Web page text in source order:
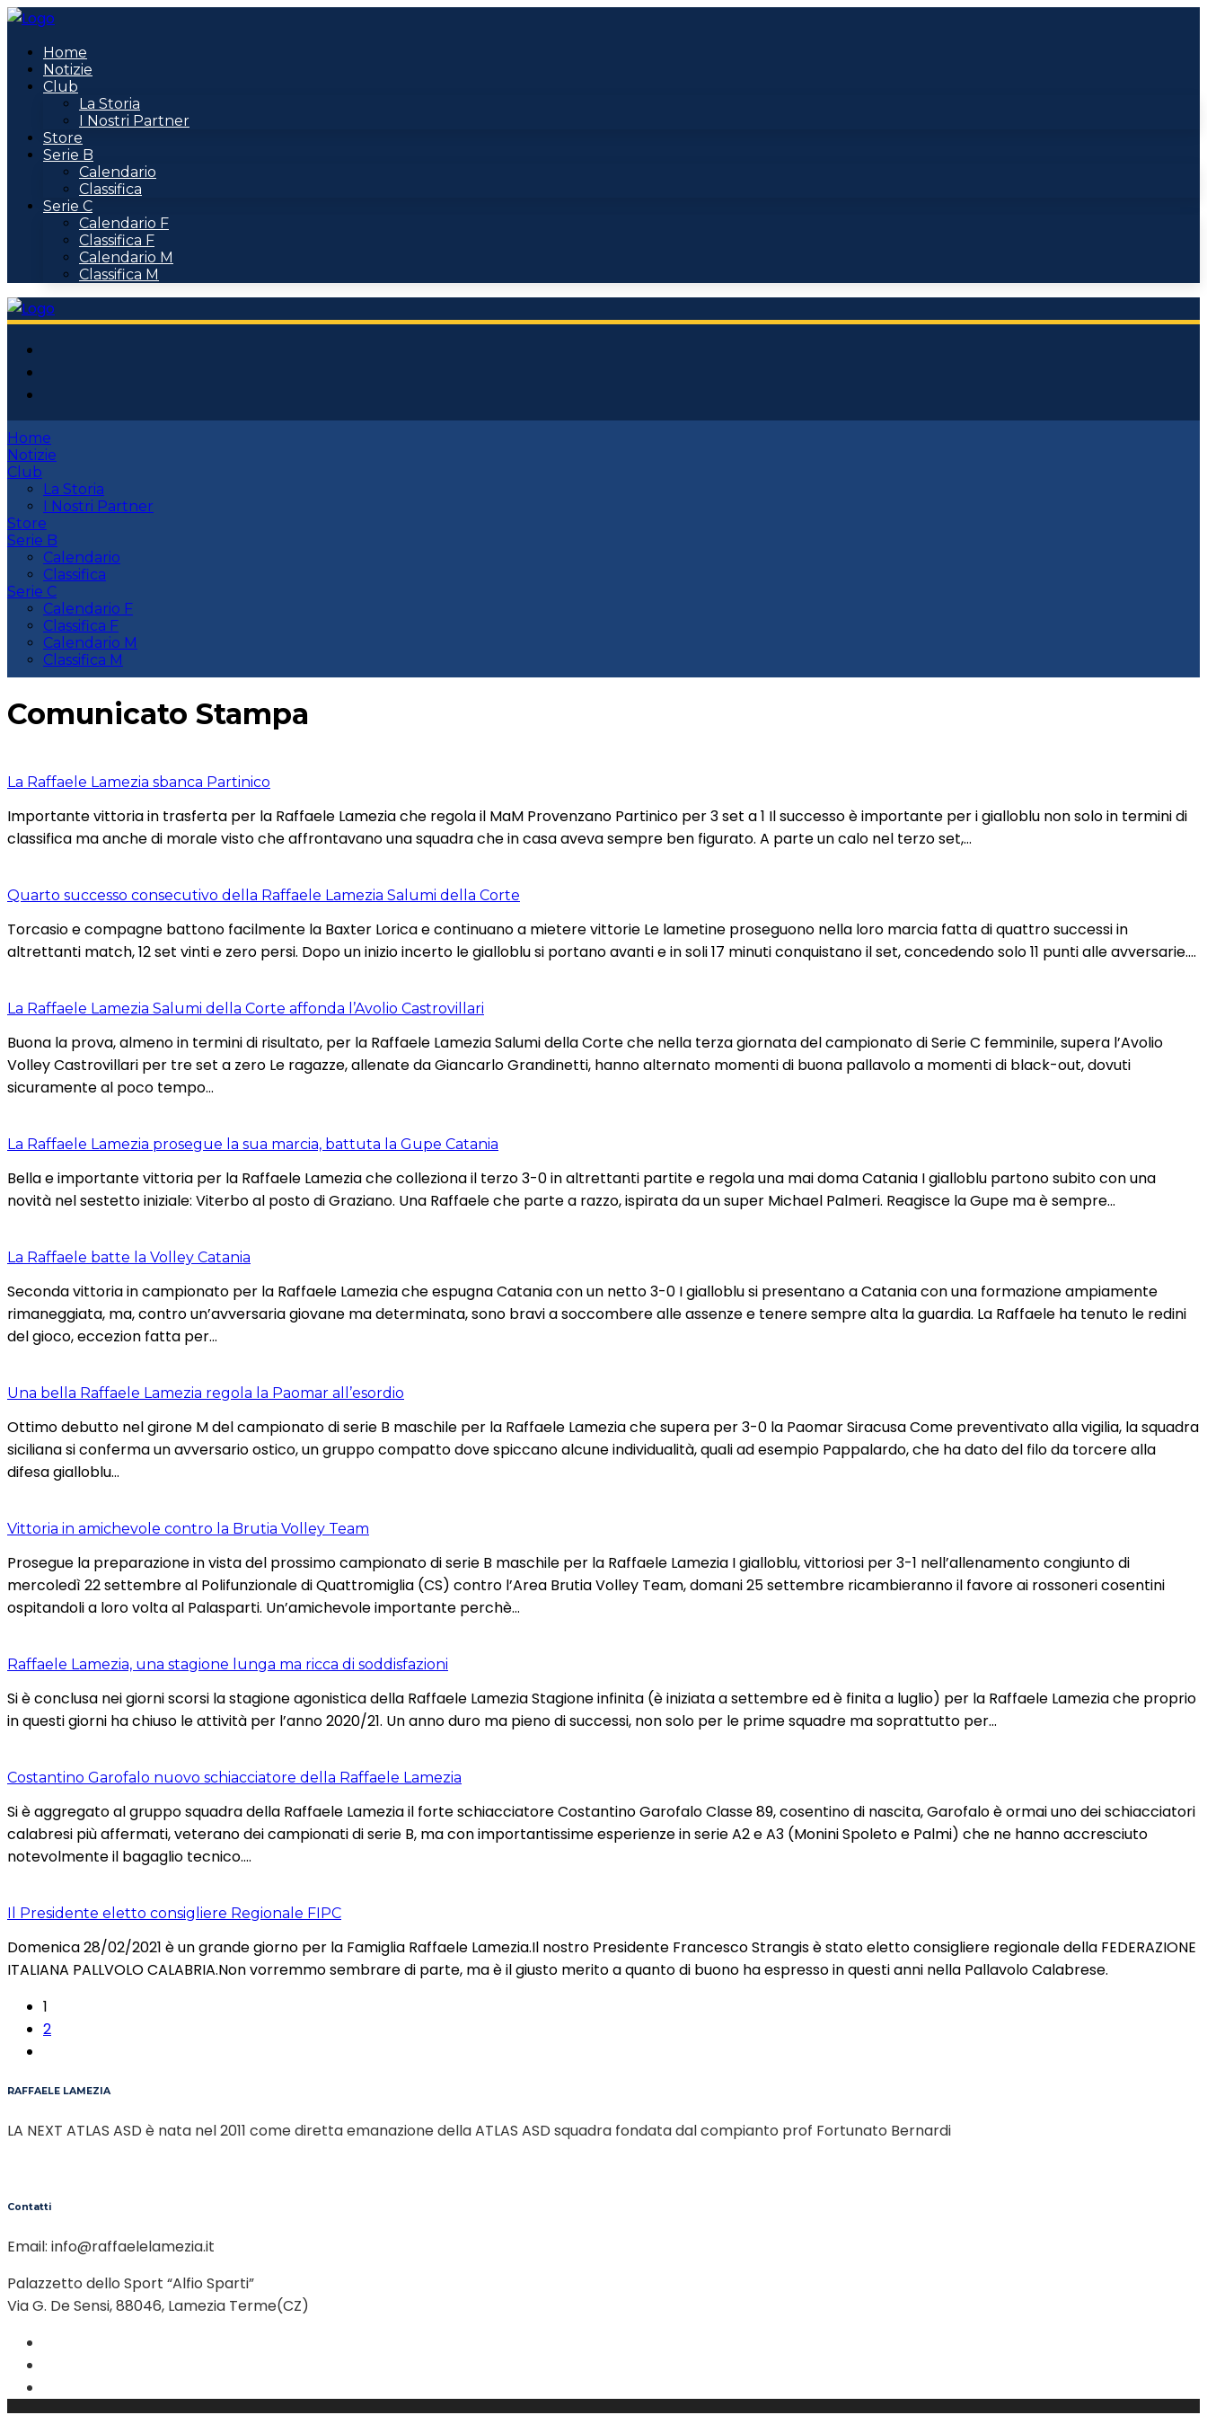
Home
Notizie
Club
La Storia
I Nostri Partner
Store
Serie B
Calendario
Classifica
Serie C
Calendario F
Classifica F
Calendario M
Classifica M
Home
Notizie
Club
La Storia
I Nostri Partner
Store
Serie B
Calendario
Classifica
Serie C
Calendario F
Classifica F
Calendario M
Classifica M
Comunicato Stampa
La Raffaele Lamezia sbanca Partinico
Importante vittoria in trasferta per la Raffaele Lamezia che regola il MaM Provenzano Partinico per 3 set a 1 Il successo è importante per i gialloblu non solo in termini di
classifica ma anche di morale visto che affrontavano una squadra che in casa aveva sempre ben figurato. A parte un calo nel terzo set,…
Quarto successo consecutivo della Raffaele Lamezia Salumi della Corte
Torcasio e compagne battono facilmente la Baxter Lorica e continuano a mietere vittorie Le lametine proseguono nella loro marcia fatta di quattro successi in
altrettanti match, 12 set vinti e zero persi. Dopo un inizio incerto le gialloblu si portano avanti e in soli 17 minuti conquistano il set, concedendo solo 11 punti alle avversarie….
La Raffaele Lamezia Salumi della Corte affonda l’Avolio Castrovillari
Buona la prova, almeno in termini di risultato, per la Raffaele Lamezia Salumi della Corte che nella terza giornata del campionato di Serie C femminile, supera l’Avolio
Volley Castrovillari per tre set a zero Le ragazze, allenate da Giancarlo Grandinetti, hanno alternato momenti di buona pallavolo a momenti di black-out, dovuti
sicuramente al poco tempo…
La Raffaele Lamezia prosegue la sua marcia, battuta la Gupe Catania
Bella e importante vittoria per la Raffaele Lamezia che colleziona il terzo 3-0 in altrettanti partite e regola una mai doma Catania I gialloblu partono subito con una
novità nel sestetto iniziale: Viterbo al posto di Graziano. Una Raffaele che parte a razzo, ispirata da un super Michael Palmeri. Reagisce la Gupe ma è sempre…
La Raffaele batte la Volley Catania
Seconda vittoria in campionato per la Raffaele Lamezia che espugna Catania con un netto 3-0 I gialloblu si presentano a Catania con una formazione ampiamente
rimaneggiata, ma, contro un’avversaria giovane ma determinata, sono bravi a soccombere alle assenze e tenere sempre alta la guardia. La Raffaele ha tenuto le redini
del gioco, eccezion fatta per…
Una bella Raffaele Lamezia regola la Paomar all’esordio
Ottimo debutto nel girone M del campionato di serie B maschile per la Raffaele Lamezia che supera per 3-0 la Paomar Siracusa Come preventivato alla vigilia, la squadra
siciliana si conferma un avversario ostico, un gruppo compatto dove spiccano alcune individualità, quali ad esempio Pappalardo, che ha dato del filo da torcere alla
difesa gialloblu…
Vittoria in amichevole contro la Brutia Volley Team
Prosegue la preparazione in vista del prossimo campionato di serie B maschile per la Raffaele Lamezia I gialloblu, vittoriosi per 3-1 nell’allenamento congiunto di
mercoledì 22 settembre al Polifunzionale di Quattromiglia (CS) contro l’Area Brutia Volley Team, domani 25 settembre ricambieranno il favore ai rossoneri cosentini
ospitandoli a loro volta al Palasparti. Un’amichevole importante perchè…
Raffaele Lamezia, una stagione lunga ma ricca di soddisfazioni
Si è conclusa nei giorni scorsi la stagione agonistica della Raffaele Lamezia Stagione infinita (è iniziata a settembre ed è finita a luglio) per la Raffaele Lamezia che proprio
in questi giorni ha chiuso le attività per l’anno 2020/21. Un anno duro ma pieno di successi, non solo per le prime squadre ma soprattutto per…
Costantino Garofalo nuovo schiacciatore della Raffaele Lamezia
Si è aggregato al gruppo squadra della Raffaele Lamezia il forte schiacciatore Costantino Garofalo Classe 89, cosentino di nascita, Garofalo è ormai uno dei schiacciatori
calabresi più affermati, veterano dei campionati di serie B, ma con importantissime esperienze in serie A2 e A3 (Monini Spoleto e Palmi) che ne hanno accresciuto
notevolmente il bagaglio tecnico….
Il Presidente eletto consigliere Regionale FIPC
Domenica 28/02/2021 è un grande giorno per la Famiglia Raffaele Lamezia.Il nostro Presidente Francesco Strangis è stato eletto consigliere regionale della FEDERAZIONE
ITALIANA PALLVOLO CALABRIA.Non vorremmo sembrare di parte, ma è il giusto merito a quanto di buono ha espresso in questi anni nella Pallavolo Calabrese.
1
2
RAFFAELE LAMEZIA
LA NEXT ATLAS ASD è nata nel 2011 come diretta emanazione della ATLAS ASD squadra fondata dal compianto prof Fortunato Bernardi
Contatti
Email: info@raffaelelamezia.it
Palazzetto dello Sport “Alfio Sparti”
Via G. De Sensi, 88046, Lamezia Terme(CZ)